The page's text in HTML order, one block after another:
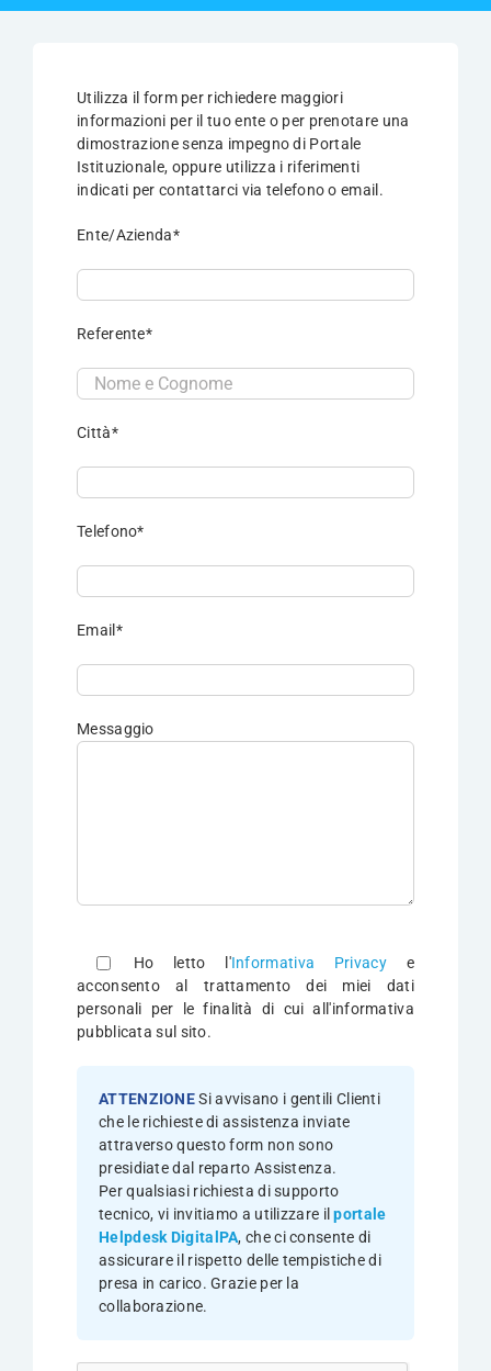
Clienti
FAQ
Richiedi una DEMO
Chi siamo
Contatti
Utilizza il form per richiedere maggiori
informazioni per il tuo ente o per prenotare una
dimostrazione senza impegno di Portale
Istituzionale, oppure utilizza i riferimenti
indicati per contattarci via telefono o email.
Ente/Azienda*
Referente*
Città*
Telefono*
Email*
Messaggio
prega
di
lasciare
vuoto
Ho letto l'Informativa Privacye
acconsento al trattamento dei miei dati
personali per le finalità di cui all'informativa
pubblicata sul sito.
ATTENZIONESi avvisano i gentili Clienti
che le richieste di assistenza inviate
attraverso questo form non sono
presidiate dal reparto Assistenza.
Per qualsiasi richiesta di supporto
tecnico, vi invitiamo a utilizzare ilportale
Helpdesk DigitalPA, che ci consente di
assicurare il rispetto delle tempistiche di
presa in carico. Grazie per la
collaborazione.